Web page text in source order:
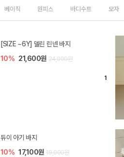
베이직 원피스 바디수트 모자
밀라 아기 셋업
20% 35,200원 44,000원
브렌 아기 블라우스 세트
10% 36,900원 41,000원